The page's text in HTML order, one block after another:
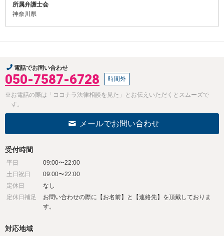
所属弁護士会
神奈川県
電話でお問い合わせ
050-7587-6728 時間外
※お電話の際は「ココナラ法律相談を見た」とお伝えいただくとスムーズで
す。
メールでお問い合わせ
受付時間
平日
09:00〜22:00
土日祝日
09:00〜22:00
定休日
なし
定休日補足
お問い合わせの際に【お名前】と【連絡先】を頂戴しておりま
す。
対応地域